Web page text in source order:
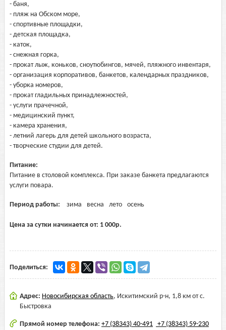
- баня,
- пляж на Обском море,
- спортивные площадки,
- детская площадка,
- каток,
- снежная горка,
- прокат лыж, коньков, сноутюбингов, мячей, пляжного инвентаря,
- организация корпоративов, банкетов, календарных праздников,
- уборка номеров,
- прокат гладильных принадлежностей,
- услуги прачечной,
- медицинский пункт,
- камера хранения,
- летний лагерь для детей школьного возраста,
- творческие студии для детей.
Питание:
Питание в столовой комплекса. При заказе банкета предлагаются
услуги повара.
Период работы: зима весна лето осень
Цена за сутки начинается от: 1 000р.
Поделиться:
Адрес: Новосибирская область, Искитимский р-н, 1,8 км от с.
Быстровка
Прямой номер телефона: +7 (38343) 40-491 +7 (38343) 59-230